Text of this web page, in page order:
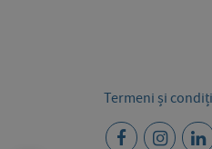
Termeni și